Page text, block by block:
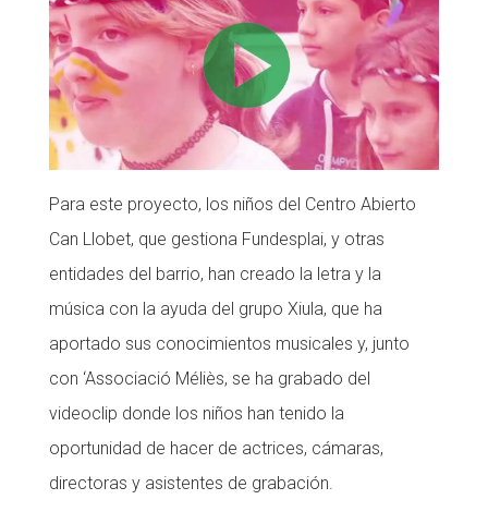
Para este proyecto, los niños del Centro Abierto
Can Llobet, que gestiona Fundesplai, y otras
entidades del barrio, han creado la letra y la
música con la ayuda del grupo Xiula, que ha
aportado sus conocimientos musicales y, junto
con ‘Associació Méliès, se ha grabado del
videoclip donde los niños han tenido la
oportunidad de hacer de actrices, cámaras,
directoras y asistentes de grabación.
Proposta educativa
ACTUALITAT
Notícies
Butlletins
Diari de la Fundació
Fundesplai als mitjans
Xarxes socials
COL·LABORA
Fes voluntariat
Treballa amb nosaltres